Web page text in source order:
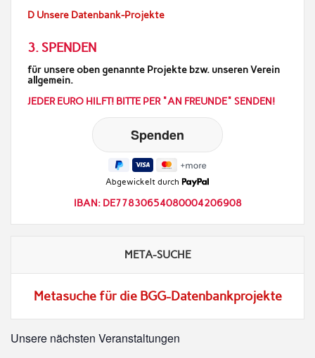
D Unsere Datenbank-Projekte
3. SPENDEN
für unsere oben genannte Projekte bzw. unseren Verein
allgemein.
JEDER EURO HILFT! BITTE PER "AN FREUNDE" SENDEN!
Abgewickelt durch
IBAN: DE77830654080004206908
META-SUCHE
Metasuche für die BGG-Datenbankprojekte
Unsere nächsten Veranstaltungen